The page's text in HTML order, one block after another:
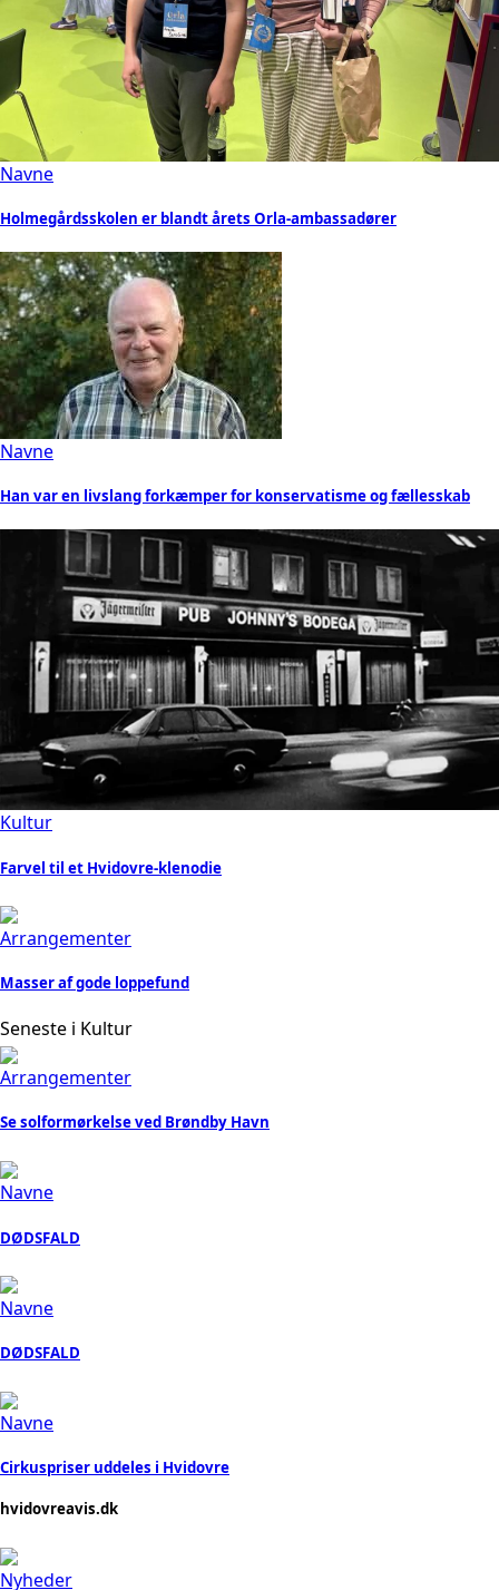
Navne
Holmegårdsskolen er blandt årets Orla-ambassadører
Navne
Han var en livslang forkæmper for konservatisme og fællesskab
Kultur
Farvel til et Hvidovre-klenodie
Arrangementer
Masser af gode loppefund
Seneste i Kultur
Arrangementer
Se solformørkelse ved Brøndby Havn
Navne
DØDSFALD
Navne
DØDSFALD
Navne
Cirkuspriser uddeles i Hvidovre
hvidovreavis.dk
Nyheder